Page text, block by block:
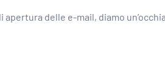
delle e-mail, diamo